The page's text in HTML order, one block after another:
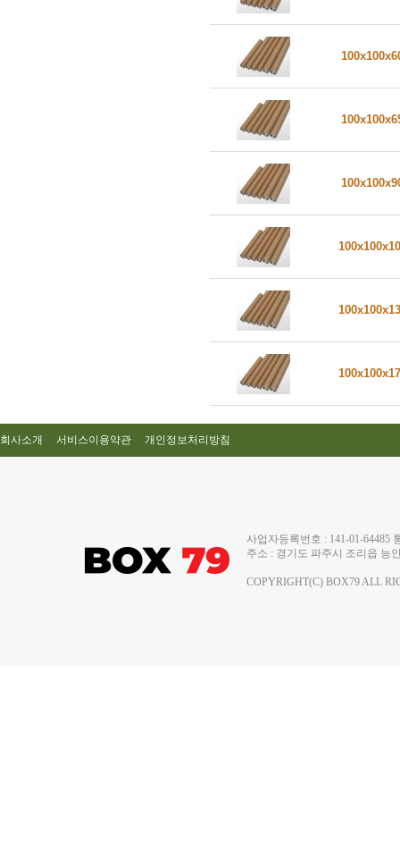
회사소개 서비스이용약관 개인정보처리방침
사업자등록번호 : 141-01-
주소 : 경기도 파주시 조리읍 능
COPYRIGHT(C) BOX79 ALL